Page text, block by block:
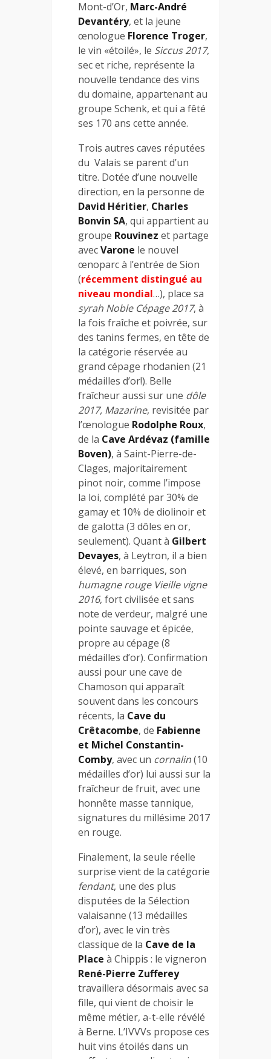
Mont-d’Or, Marc-André
Devantéry, et la jeune
œnologue Florence Troger,
le vin «étoilé», le Siccus 2017,
sec et riche, représente la
nouvelle tendance des vins
du domaine, appartenant au
groupe Schenk, et qui a fêté
ses 170 ans cette année.
Trois autres caves réputées
du Valais se parent d’un
titre. Dotée d’une nouvelle
direction, en la personne de
David Héritier, Charles
Bonvin SA, qui appartient au
groupe Rouvinez et partage
avecVarone le nouvel
œnoparc à l’entrée de Sion
(récemment distingué au
niveau mondial…), place sa
syrah Noble Cépage 2017, à
la fois fraîche et poivrée, sur
des tanins fermes, en tête de
la catégorie réservée au
grand cépage rhodanien (21
médailles d’or!). Belle
fraîcheur aussi sur une dôle
2017, Mazarine, revisitée par
l’œnologue Rodolphe Roux,
de la Cave Ardévaz (famille
Boven), à Saint-Pierre-de-
Clages, majoritairement
pinot noir, comme l’impose
la loi, complété par 30% de
gamay et 10% de diolinoir et
de galotta (3 dôles en or,
seulement). Quant à Gilbert
Devayes, à Leytron, il a bien
élevé, en barriques, son
humagne rouge Vieille vigne
2016, fort civilisée et sans
note de verdeur, malgré une
pointe sauvage et épicée,
propre au cépage (8
médailles d’or). Confirmation
aussi pour une cave de
Chamoson qui apparaît
souvent dans les concours
récents, la Cave du
Crêtacombe, de Fabienne
et Michel Constantin-
Comby, avec un cornalin(10
médailles d’or) lui aussi sur la
fraîcheur de fruit, avec une
honnête masse tannique,
signatures du millésime 2017
en rouge.
Finalement, la seule réelle
surprise vient de la catégorie
fendant, une des plus
disputées de la Sélection
valaisanne (13 médailles
d’or), avec le vin très
classique de la Cave de la
Place à Chippis : le vigneron
René-Pierre Zufferey
travaillera désormais avec sa
fille, qui vient de choisir le
même métier, a-t-elle révélé
à Berne. L’IVVVs propose ces
huit vins étoilés dans un